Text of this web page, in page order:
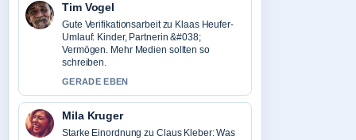
Tim Vogel
Gute Verifikationsarbeit zu Klaas Heufer-
Umlauf: Kinder, Partnerin &#038;
Vermögen. Mehr Medien sollten so
schreiben.
GERADE EBEN
Mila Kruger
Starke Einordnung zu Claus Kleber: Was